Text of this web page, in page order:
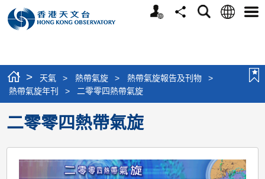
個
分
搜
語
選
> 天氣 > 熱帶氣旋 > 熱帶氣旋報告及刊物
>
熱帶氣旋年刊
> 二零零四熱帶氣旋
二零零四熱帶氣旋